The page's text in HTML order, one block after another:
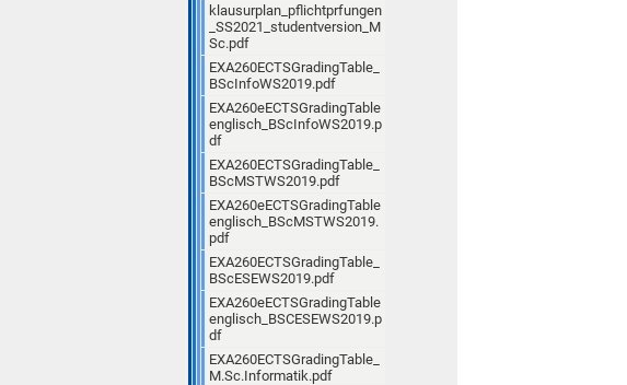
klausurplan_pflichtprfungen
_SS2021_studentversion_M
Sc.pdf
EXA260ECTSGradingTable_
BScInfoWS2019.pdf
EXA260eECTSGradingTable
englisch_BScInfoWS2019.p
df
EXA260ECTSGradingTable_
BScMSTWS2019.pdf
EXA260eECTSGradingTable
englisch_BScMSTWS2019.
pdf
EXA260ECTSGradingTable_
BScESEWS2019.pdf
EXA260eECTSGradingTable
englisch_BSCESEWS2019.p
df
EXA260ECTSGradingTable_
M.Sc.Informatik.pdf